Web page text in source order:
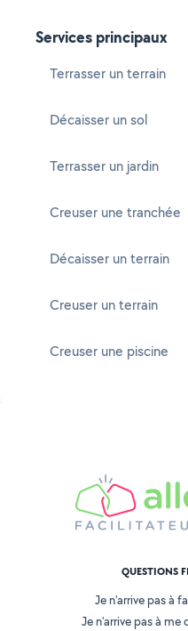
Services principaux
Terrasser un terrain
Décaisser un sol
Terrasser un jardin
Creuser une tranchée
Décaisser un terrain
Creuser un terrain
Creuser une piscine
QUESTIONS
Je n'arrive pas à
Je n'arrive pas à